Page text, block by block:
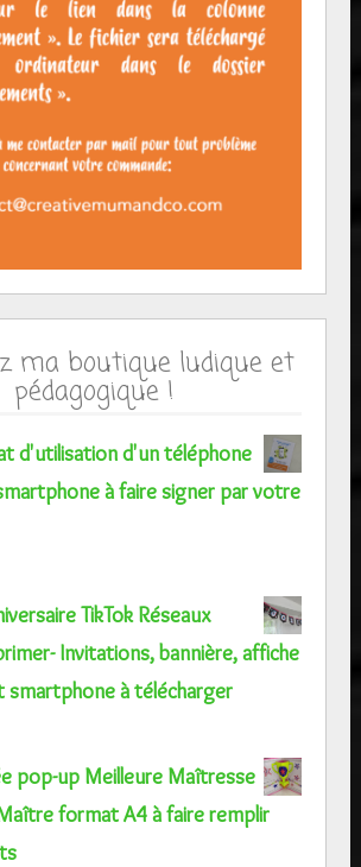
ma boutique ludique et
pédagogique !
d'utilisation d'un téléphone
à faire signer par votre
TikTok Réseaux
Invitations, bannière, affiche
smartphone à télécharger
pop-up Meilleure Maîtresse
format A4 à faire remplir